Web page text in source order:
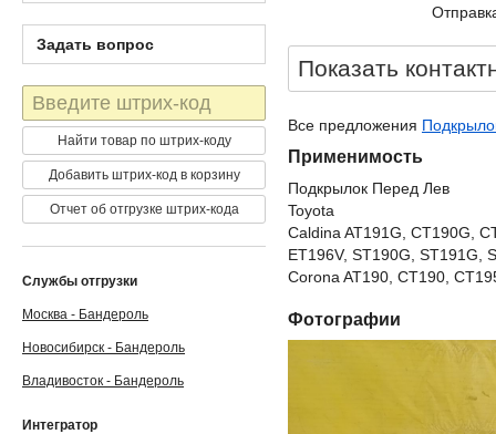
Показать
Все предложения
Применимость
Подкрылок Перед Лев
Toyota
Caldina AT191G, CT190G,
ET196V, ST190G, ST191G,
Corona AT190, CT190,
Фотографии
Задать вопрос
Штрих-
код
Найти товар по штрих-коду
Добавить штрих-код в корзину
Отчет об отгрузке штрих-кода
Службы отгрузки
Москва - Бандероль
Новосибирск - Бандероль
Владивосток - Бандероль
Интегратор